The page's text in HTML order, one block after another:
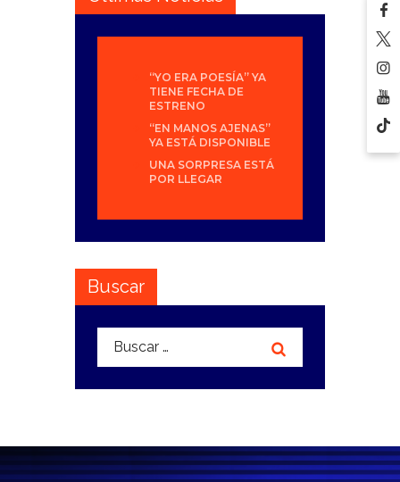
“YO ERA POESÍA” YA
TIENE FECHA DE
ESTRENO
“EN MANOS AJENAS”
YA ESTÁ DISPONIBLE
UNA SORPRESA ESTÁ
POR LLEGAR
Buscar
Buscar: